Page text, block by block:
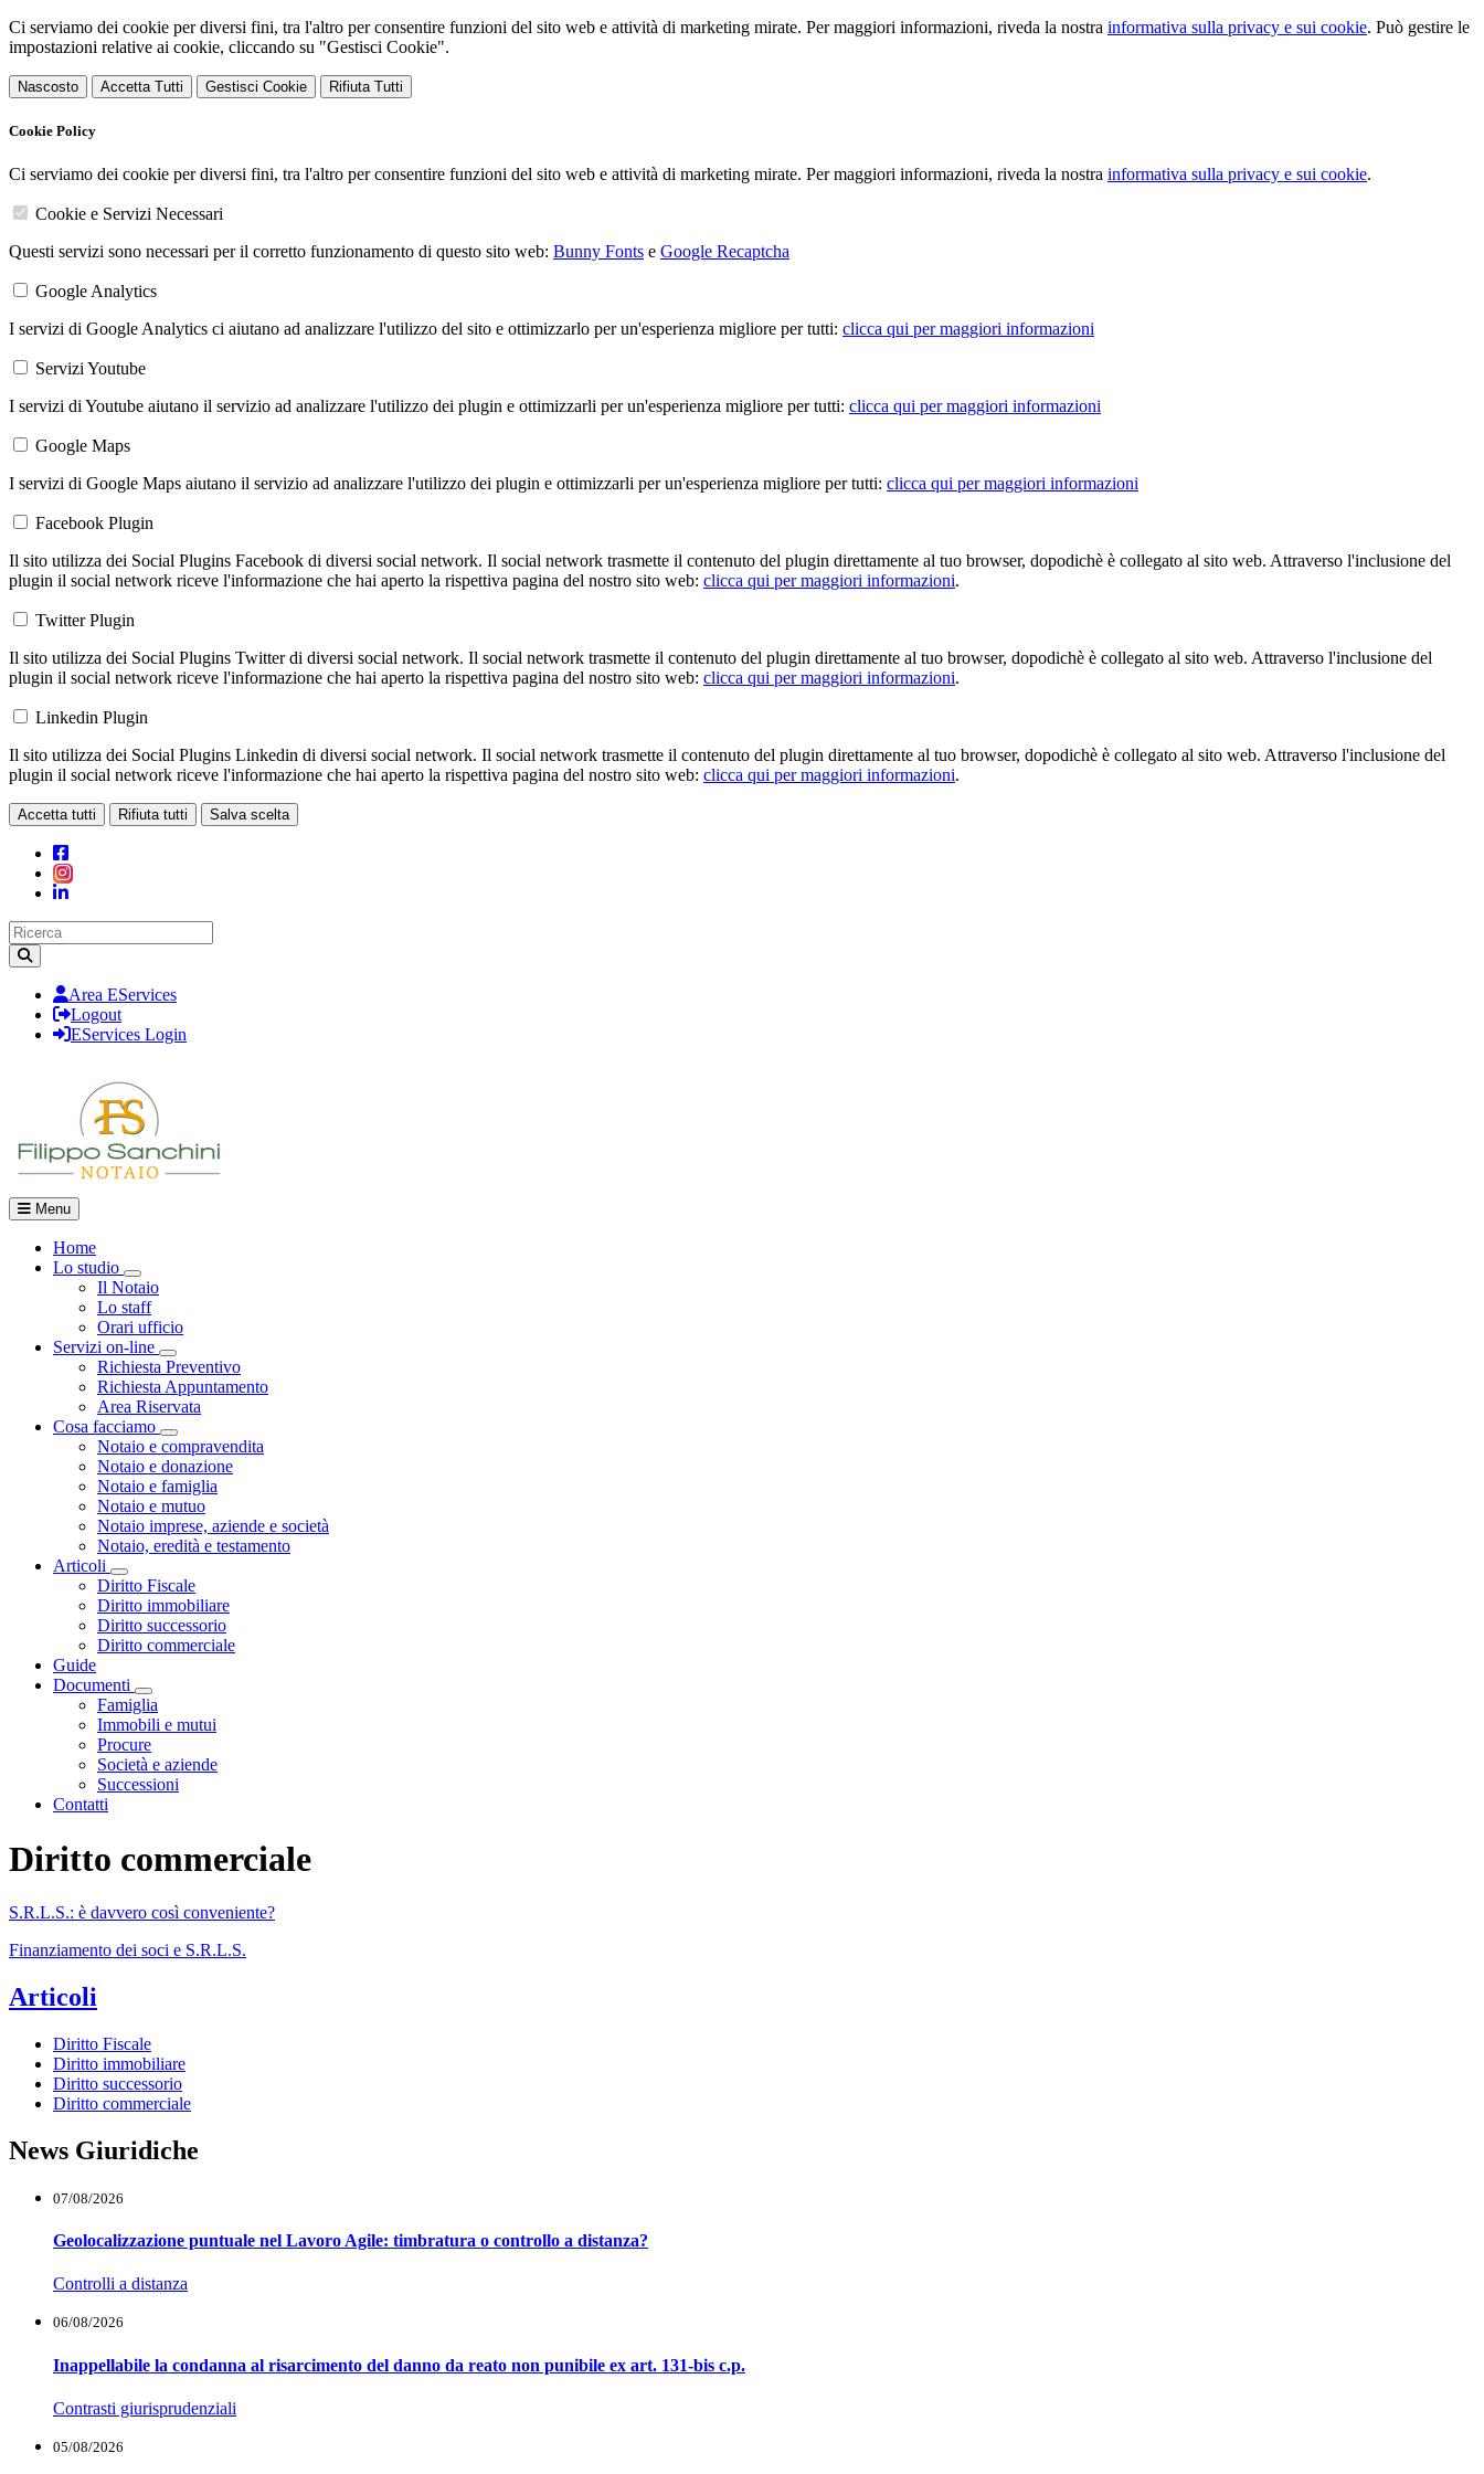
Ci serviamo dei cookie per diversi fini, tra l'altro per consentire funzioni del sito web e attività di marketing mirate. Per maggiori informazioni, riveda la nostra informativa sulla privacy e sui cookie. Può gestire le
impostazioni relative ai cookie, cliccando su "Gestisci Cookie".
Nascosto Accetta Tutti Gestisci Cookie Rifiuta Tutti
Cookie Policy
Ci serviamo dei cookie per diversi fini, tra l'altro per consentire funzioni del sito web e attività di marketing mirate. Per maggiori informazioni, riveda la nostra informativa sulla privacy e sui cookie.
Cookie e Servizi Necessari
Questi servizi sono necessari per il corretto funzionamento di questo sito web: Bunny Fonts e Google Recaptcha
Google Analytics
I servizi di Google Analytics ci aiutano ad analizzare l'utilizzo del sito e ottimizzarlo per un'esperienza migliore per tutti: clicca qui per maggiori informazioni
Servizi Youtube
I servizi di Youtube aiutano il servizio ad analizzare l'utilizzo dei plugin e ottimizzarli per un'esperienza migliore per tutti: clicca qui per maggiori informazioni
Google Maps
I servizi di Google Maps aiutano il servizio ad analizzare l'utilizzo dei plugin e ottimizzarli per un'esperienza migliore per tutti: clicca qui per maggiori informazioni
Facebook Plugin
Il sito utilizza dei Social Plugins Facebook di diversi social network. Il social network trasmette il contenuto del plugin direttamente al tuo browser, dopodichè è collegato al sito web. Attraverso l'inclusione del
plugin il social network riceve l'informazione che hai aperto la rispettiva pagina del nostro sito web: clicca qui per maggiori informazioni.
Twitter Plugin
Il sito utilizza dei Social Plugins Twitter di diversi social network. Il social network trasmette il contenuto del plugin direttamente al tuo browser, dopodichè è collegato al sito web. Attraverso l'inclusione del
plugin il social network riceve l'informazione che hai aperto la rispettiva pagina del nostro sito web: clicca qui per maggiori informazioni.
Linkedin Plugin
Il sito utilizza dei Social Plugins Linkedin di diversi social network. Il social network trasmette il contenuto del plugin direttamente al tuo browser, dopodichè è collegato al sito web. Attraverso l'inclusione del
plugin il social network riceve l'informazione che hai aperto la rispettiva pagina del nostro sito web: clicca qui per maggiori informazioni.
Accetta tutti Rifiuta tutti Salva scelta
Area EServices
Logout
EServices Login
Menu
Home
Lo studio
Visualizza menù di secondo livello
Il Notaio
Lo staff
Orari ufficio
Servizi on-line
Visualizza menù di secondo livello
Richiesta Preventivo
Richiesta Appuntamento
Area Riservata
Cosa facciamo
Visualizza menù di secondo livello
Notaio e compravendita
Notaio e donazione
Notaio e famiglia
Notaio e mutuo
Notaio imprese, aziende e società
Notaio, eredità e testamento
Articoli
Visualizza menù di secondo livello
Diritto Fiscale
Diritto immobiliare
Diritto successorio
Diritto commerciale
Guide
Documenti
Visualizza menù di secondo livello
Famiglia
Immobili e mutui
Procure
Società e aziende
Successioni
Contatti
Diritto commerciale
S.R.L.S.: è davvero così conveniente?
Finanziamento dei soci e S.R.L.S.
Articoli
Diritto Fiscale
Diritto immobiliare
Diritto successorio
Diritto commerciale
News Giuridiche
07/08/2026
Geolocalizzazione puntuale nel Lavoro Agile: timbratura o controllo a distanza?
Controlli a distanza
06/08/2026
Inappellabile la condanna al risarcimento del danno da reato non punibile ex art. 131-bis c.p.
Contrasti giurisprudenziali
05/08/2026